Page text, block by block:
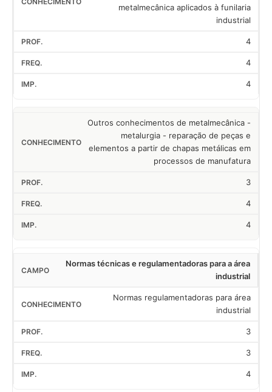
metalmecânica aplicados à funilaria
industrial
4
4
4
Outros conhecimentos de metalmecânica -
metalurgia - reparação de peças e
elementos a partir de chapas metálicas em
processos de manufatura
3
4
4
Normas técnicas e regulamentadoras para a área
industrial
Normas regulamentadoras para área
industrial
3
3
4